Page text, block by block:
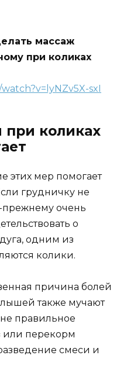
массаж
при коликах
sxI
при коликах
этих мер помогает
грудничку не
прежнему очень
о
одним из
колики.
причина болей
также мучают
правильное
или перекорм
смеси и